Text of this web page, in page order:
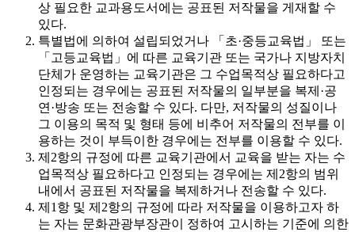
상 필요한 교과용도서에는 공표된 저작물을 게재할 수
있다.
특별법에 의하여 설립되었거나 「초·중등교육법」 또는
「고등교육법」에 따른 교육기관 또는 국가나 지방자치
단체가 운영하는 교육기관은 그 수업목적상 필요하다고
인정되는 경우에는 공표된 저작물의 일부분을 복제·공
연·방송 또는 전송할 수 있다. 다만, 저작물의 성질이나
그 이용의 목적 및 형태 등에 비추어 저작물의 전부를 이
용하는 것이 부득이한 경우에는 전부를 이용할 수 있다.
제2항의 규정에 따른 교육기관에서 교육을 받는 자는 수
업목적상 필요하다고 인정되는 경우에는 제2항의 범위
내에서 공표된 저작물을 복제하거나 전송할 수 있다.
제1항 및 제2항의 규정에 따라 저작물을 이용하고자 하
는 자는 문화관광부장관이 정하여 고시하는 기준에 의한